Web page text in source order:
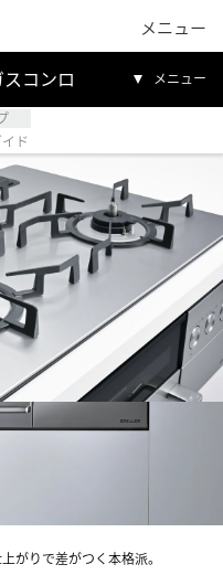
メニュー
コンロ メニュー
ド
がりで差がつく本格派。